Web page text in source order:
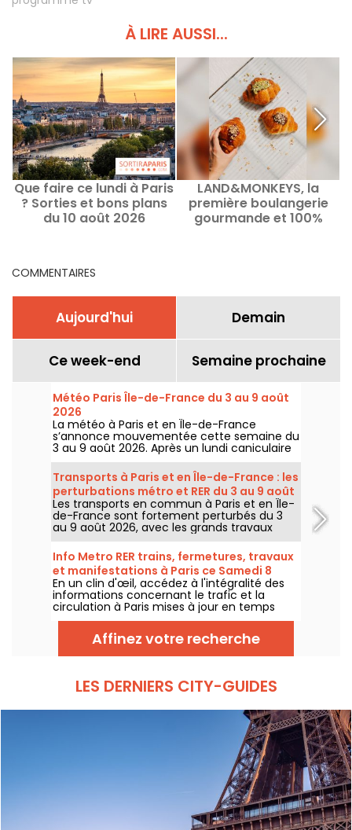
À LIRE AUSSI...
Que faire ce lundi à Paris
? Sorties et bons plans
du 10 août 2026
LAND&MONKEYS, la
première boulangerie
gourmande et 100%
COMMENTAIRES
Aujourd'hui Demain
Ce week-end Semaine prochaine
Météo Paris Île-de-France du 3 au 9 août
2026
La météo à Paris et en Île-de-France
s’annonce mouvementée cette semaine du
3 au 9 août 2026. Après un lundi caniculaire
marqué par un risque d’orages, les
températures vont progressivement baisser
avant le retour d’un temps plus chaud et
ensoleillé pour le week-end.
Transports à Paris et en Île-de-France : les
perturbations métro et RER du 3 au 9 août
2026
Les transports en commun à Paris et en Île-
de-France sont fortement perturbés du 3
au 9 août 2026, avec les grands travaux
d'été qui impactent très durement
certaines lignes, selon la RATP et SNCF.
Info Metro RER trains, fermetures, travaux
et manifestations à Paris ce Samedi 8
août 2026
En un clin d'œil, accédez à l'intégralité des
informations concernant le trafic et la
circulation à Paris mises à jour en temps
réel. Metro RER et Transilien de la RATP,
travaux, circulation, grands évènements et
manifestations, on vous donne toutes les
informations pratiques à connaître avant de
Affinez votre recherche
LES DERNIERS CITY-GUIDES